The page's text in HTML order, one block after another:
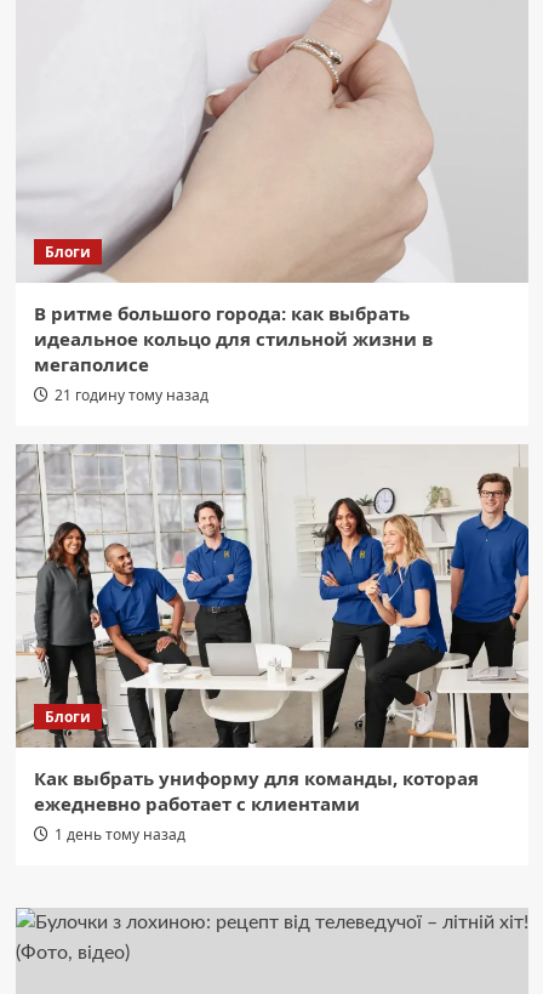
Блоги
В ритме большого города: как выбрать
идеальное кольцо для стильной жизни в
мегаполисе
21 годину тому назад
Блоги
Как выбрать униформу для команды, которая
ежедневно работает с клиентами
1 день тому назад